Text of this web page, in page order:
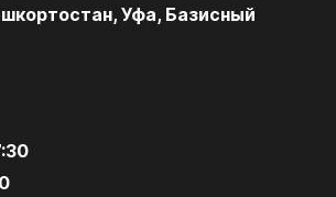
Уфа, Базисный